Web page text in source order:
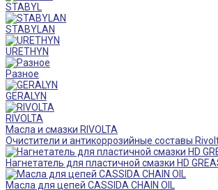
STABYL
STABYLAN
URETHYN
Разное
GERALYN
RIVOLTA
Масла и смазки RIVOLTA
Очистители и антикоррозийные составы
Нагнетатель для пластичной смазки HD
Масла для цепей CASSIDA CHAIN OIL